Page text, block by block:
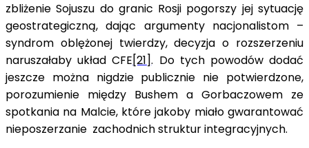
zbliżenie Sojuszu do granic Rosji pogorszy jej sytuację
geostrategiczną, dając argumenty nacjonalistom –
syndrom oblężonej twierdzy, decyzja o rozszerzeniu
naruszałaby układ CFE[21]. Do tych powodów dodać
jeszcze można nigdzie publicznie nie potwierdzone,
porozumienie między Bushem a Gorbaczowem ze
spotkania na Malcie, które jakoby miało gwarantować
nieposzerzanie zachodnich struktur integracyjnych.